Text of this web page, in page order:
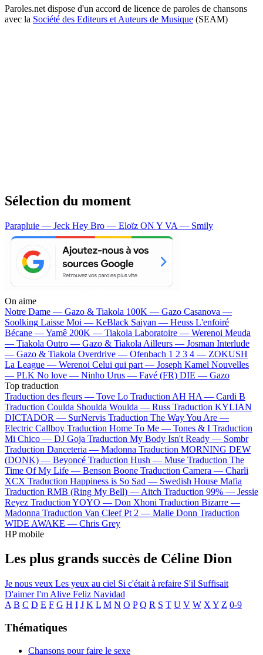
Paroles.net dispose d'un accord de licence de paroles de chansons
avec la Société des Editeurs et Auteurs de Musique (SEAM)
Sélection du moment
Parapluie — Jeck Hey Bro — Eloïz ON Y VA — Smily
On aime
Notre Dame — Gazo & Tiakola 100K — Gazo Casanova —
Soolking Laisse Moi — KeBlack Saiyan — Heuss L'enfoiré
Bécane —Yamê 200K — Tiakola Laboratoire — Werenoi Meuda
— Tiakola Outro — Gazo & Tiakola Ailleurs — Josman Interlude
— Gazo & Tiakola Overdrive — Ofenbach 1 2 3 4 — ZOKUSH
La League — Werenoi Celui qui part — Joseph Kamel Nouvelles
— PLK No love — Ninho Urus — Favé (FR) DIE — Gazo
Top traduction
Traduction des fleurs — Tove Lo Traduction AH HA — Cardi B
Traduction Coulda Shoulda Woulda — Russ Traduction KYLIAN
DICTADOR — SurNervis Traduction The Way You Are —
Electric Callboy Traduction Home To Me — Tones & I Traduction
Mi Chico — DJ Goja Traduction My Body Isn't Ready — Sombr
Traduction Danceteria — Madonna Traduction MORNING DEW
(DONK) — Beyoncé Traduction Hush — Muse Traduction The
Time Of My Life — Benson Boone Traduction Camera — Charli
XCX Traduction Happiness is So Sad — Swedish House Mafia
Traduction RMB (Ring My Bell) — Aitch Traduction 99% — Jessie
Reyez Traduction YOYO — Don Xhoni Traduction Bizarre —
Madonna Traduction Van Cleef Pt 2 — Malie Donn Traduction
WIDE AWAKE — Chris Grey
HP mobile
Les plus grands succès de Céline Dion
Je nous veux Les yeux au ciel Si c'était à refaire S'il Suffisait
D'aimerI'm Alive Feliz Navidad
A B C D E F G H I J K L M N O P Q R S T U V W X Y Z 0-9
Thématiques
Chansons pour faire le sexe